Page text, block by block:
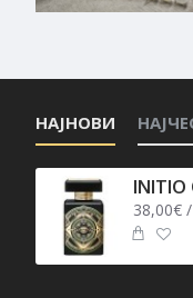
НАЈНОВИ
38,00€